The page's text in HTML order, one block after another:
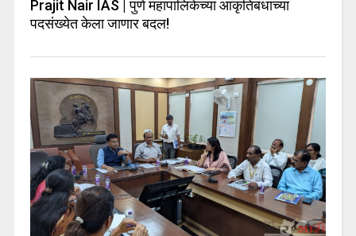
Prajit Nair IAS | पुणे महापालिकेच्या आकृतिबंधाच्या
पदसंख्येत केला जाणार बदल!